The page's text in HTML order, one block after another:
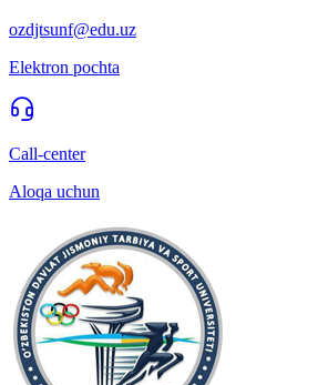
ozdjtsunf@edu.uz
Elektron pochta
Call-center
Aloqa uchun